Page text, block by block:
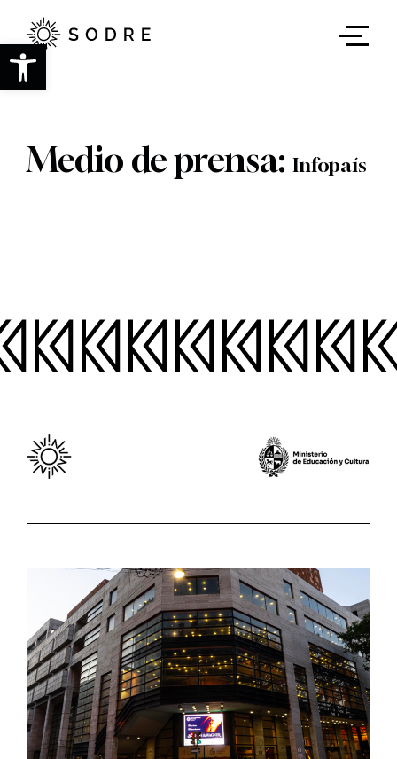
Abrir barra de herramientas
contenido
principal
Medio de prensa: Infopaís